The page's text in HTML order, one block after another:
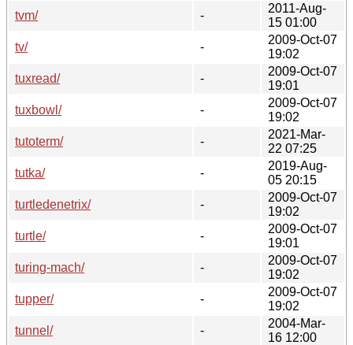
tvm/
-
2011-Aug-
15 01:00
tv/
-
2009-Oct-07
19:02
tuxread/
-
2009-Oct-07
19:01
tuxbowl/
-
2009-Oct-07
19:02
tutoterm/
-
2021-Mar-
22 07:25
tutka/
-
2019-Aug-
05 20:15
turtledenetrix/
-
2009-Oct-07
19:02
turtle/
-
2009-Oct-07
19:01
turing-mach/
-
2009-Oct-07
19:02
tupper/
-
2009-Oct-07
19:02
tunnel/
-
2004-Mar-
16 12:00